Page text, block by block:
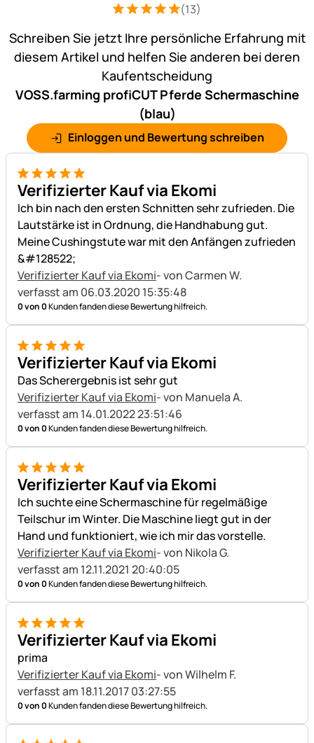
Bewertung: 5 von 5 (13 Bewertungen)
13 Bewertungen
(13)
Schreiben Sie jetzt Ihre persönliche Erfahrung mit
diesem Artikel und helfen Sie anderen bei deren
Kaufentscheidung
VOSS.farming profiCUT Pferde Schermaschine
(blau)
Einloggen und Bewertung schreiben
5 von 5
Verifizierter Kauf via Ekomi
Ich bin nach den ersten Schnitten sehr zufrieden. Die
Lautstärke ist in Ordnung, die Handhabung gut.
Meine Cushingstute war mit den Anfängen zufrieden
&#128522;
Verifizierter Kauf via Ekomi- von Carmen W.
verfasst am 06.03.2020 15:35:48
0 von 0Kunden fanden diese Bewertung hilfreich.
5 von 5
Verifizierter Kauf via Ekomi
Das Scherergebnis ist sehr gut
Verifizierter Kauf via Ekomi- von Manuela A.
verfasst am 14.01.2022 23:51:46
0 von 0Kunden fanden diese Bewertung hilfreich.
5 von 5
Verifizierter Kauf via Ekomi
Ich suchte eine Schermaschine für regelmäßige
Teilschur im Winter. Die Maschine liegt gut in der
Hand und funktioniert, wie ich mir das vorstelle.
Verifizierter Kauf via Ekomi- von Nikola G.
verfasst am 12.11.2021 20:40:05
0 von 0Kunden fanden diese Bewertung hilfreich.
5 von 5
Verifizierter Kauf via Ekomi
prima
Verifizierter Kauf via Ekomi- von Wilhelm F.
verfasst am 18.11.2017 03:27:55
0 von 0Kunden fanden diese Bewertung hilfreich.